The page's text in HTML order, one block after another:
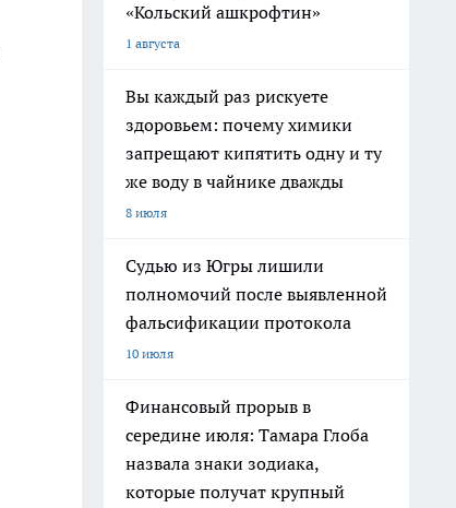
«Кольский ашкрофтин»
1 августа
Вы каждый раз рискуете
здоровьем: почему химики
запрещают кипятить одну и ту
же воду в чайнике дважды
8 июля
Судью из Югры лишили
полномочий после выявленной
фальсификации протокола
10 июля
Финансовый прорыв в
середине июля: Тамара Глоба
назвала знаки зодиака,
которые получат крупный